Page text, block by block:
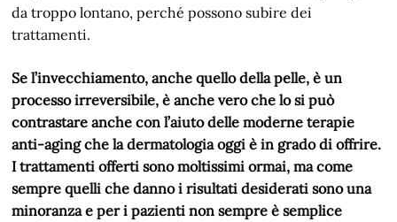
da troppo lontano, perché possono subire dei
trattamenti.
Se l’invecchiamento, anche quello della pelle, è un
processo irreversibile, è anche vero che lo si può
contrastare anche con l’aiuto delle moderne terapie
anti-aging che la dermatologia oggi è in grado di offrire.
I trattamenti offerti sono moltissimi ormai, ma come
sempre quelli che danno i risultati desiderati sono una
minoranza e per i pazienti non sempre è semplice